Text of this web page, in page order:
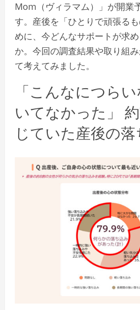
Mom（ヴィラマム）」が開業
す。産後を「ひとりで頑張る
めに、今どんなサポートが求
か。今回の調査結果や取り組
て考えてみました。
「こんなにつら
いてなかった」
じていた産後の